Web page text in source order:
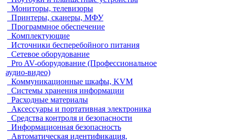
Мониторы, телевизоры
Принтеры, сканеры, МФУ
Программное обеспечение
Комплектующие
Источники бесперебойного питания
Сетевое оборудование
Pro AV-оборудование (Профессиональное
аудио-видео)
Коммуникационные шкафы, KVM
Системы хранения информации
Расходные материалы
Аксессуары и портативная электроника
Средства контроля и безопасности
Информационная безопасность
Автоматическая идентификация,